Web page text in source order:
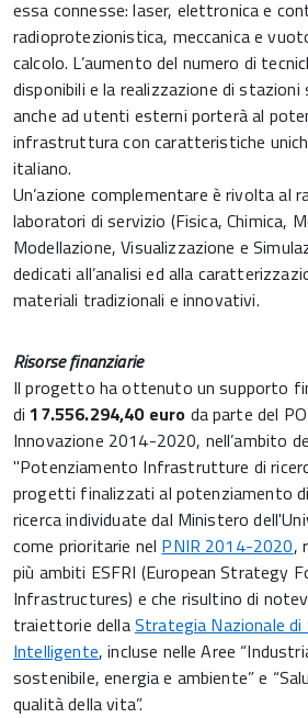
essa connesse: laser, elettronica e
radioprotezionistica, meccanica e
calcolo. L’aumento del numero di
disponibili e la realizzazione di
anche ad utenti esterni porterà al
infrastruttura con caratteristiche
italiano.
Un’azione complementare è rivolta al
laboratori di servizio (Fisica, Chimica,
Modellazione, Visualizzazione e
dedicati all’analisi ed alla
materiali tradizionali e innovativi.
Risorse finanziarie
Il progetto ha ottenuto un supporto
di17.556.294,40 euro da parte del
Innovazione 2014-2020, nell’ambito
"Potenziamento Infrastrutture di
progetti finalizzati al potenziamento
ricerca individuate dal Ministero
come prioritarie nel PNIR 2014-2020,
più ambiti ESFRI (European Strategy
Infrastructures) e che risultino di
traiettorie dellaStrategia Nazionale di
Intelligente, incluse nelle Aree
sostenibile, energia e ambiente” e
qualità della vita”.